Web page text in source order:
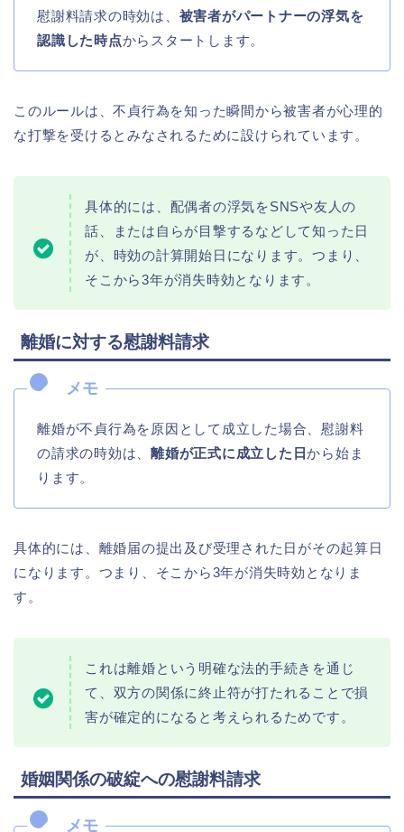
慰謝料請求の時効は、 被害者がパートナーの浮気を
認識した時点からスタートします。
このルールは、不貞行為を知った瞬間から被害者が心理的
な打撃を受けるとみなされるために設けられています。
具体的には、配偶者の浮気をSNSや友人の
話、または自らが目撃するなどして知った日
が、時効の計算開始日になります。つまり、
そこから3年が消失時効となります。
離婚に対する慰謝料請求
離婚が不貞行為を原因として成立した場合、慰謝料
の請求の時効は、 離婚が正式に成立した日から始ま
ります。
具体的には、離婚届の提出及び受理された日がその起算日
になります。つまり、そこから3年が消失時効となりま
す。
これは離婚という明確な法的手続きを通じ
て、双方の関係に終止符が打たれることで損
害が確定的になると考えられるためです。
婚姻関係の破綻への慰謝料請求